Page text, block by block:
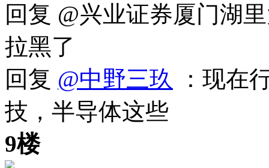
回复 @兴业证券厦门湖
拉黑了
回复 @中野三玖
：现在
技，半导体这些
9楼